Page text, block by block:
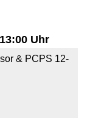
Uhr
& PCPS 12-